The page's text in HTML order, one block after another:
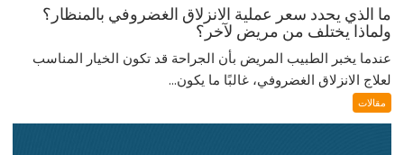
ما الذي يحدد سعر عملية الانزلاق الغضروفي بالمنظار؟
ولماذا يختلف من مريض لآخر؟
عندما يخبر الطبيب المريض بأن الجراحة قد تكون الخيار المناسب
لعلاج الانزلاق الغضروفي، غالبًا ما يكون...
مقالات